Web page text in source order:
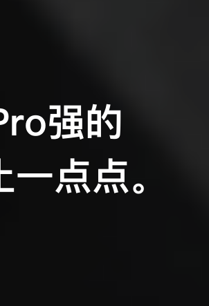
强的
点点。